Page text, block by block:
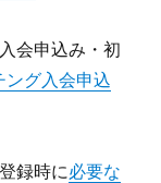
会申込み・初
ング入会申込
録時に必要な